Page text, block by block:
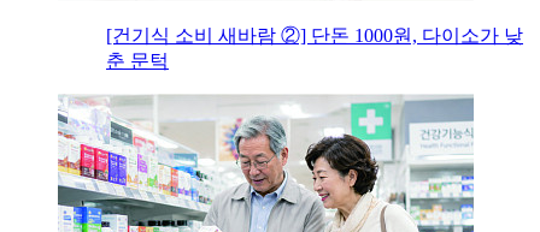
[건기식 소비 새바람 ②] 단돈 1000원, 다이소가 낮
춘 문턱